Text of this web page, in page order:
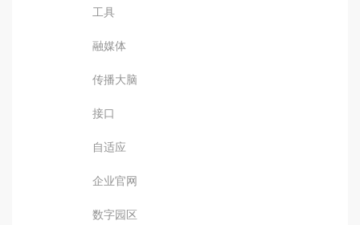
工具
融媒体
传播大脑
接口
自适应
企业官网
数字园区